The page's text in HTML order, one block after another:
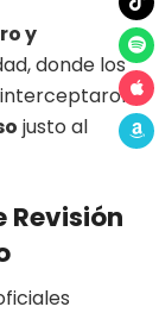
y
donde los
justo al
Revisión